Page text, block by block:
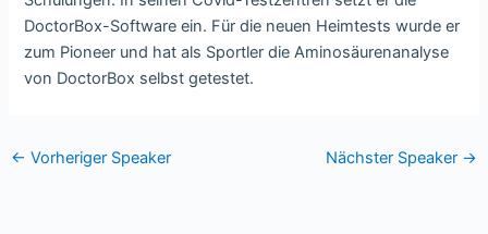
DoctorBox-Software ein. Für die neuen Heimtests wurde er
zum Pioneer und hat als Sportler die Aminosäurenanalyse
von DoctorBox selbst getestet.
← Vorheriger Speaker Nächster Speaker →